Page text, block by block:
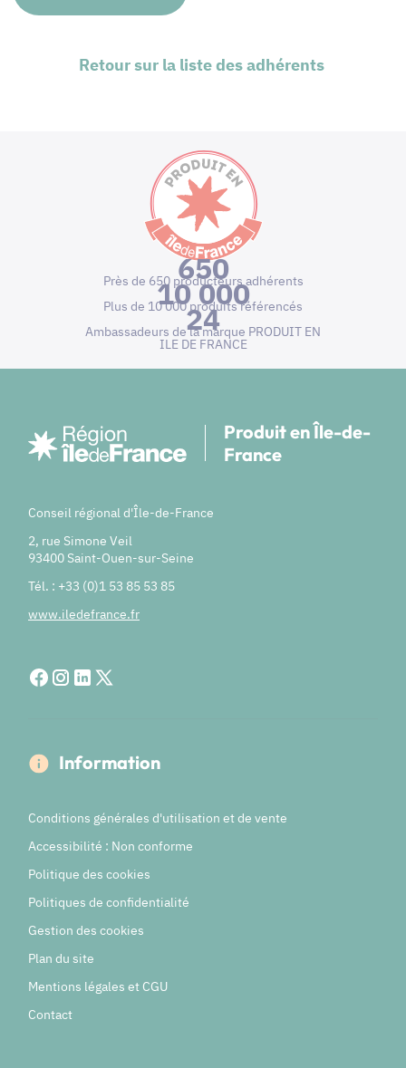
Retour sur la liste des adhérents
650
Près de 650 producteurs adhérents
10 000
Plus de 10 000 produits référencés
24
Ambassadeurs de la marque PRODUIT EN
ILE DE FRANCE
Produit en Île-de-
France
Conseil régional d'Île-de-France
2, rue Simone Veil
93400 Saint-Ouen-sur-Seine
Tél. : +33 (0)1 53 85 53 85
www.iledefrance.fr
Information
Conditions générales d'utilisation et de vente
Accessibilité : Non conforme
Politique des cookies
Politiques de confidentialité
Gestion des cookies
Plan du site
Mentions légales et CGU
Contact